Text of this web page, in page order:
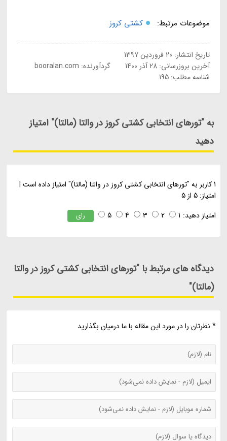
موضوعات مرتبط: کشتی کروز
تاریخ انتشار: 20 فروردین 1397
آخرین بروزرسانی:28 آذر 1400 گردآورنده: booralan.com
شناسه مطلب: 195
به "تورهای انتخابی کشتی کروز در والتا (مالتا)" امتیاز
دهید
1کاربر به "تورهای انتخابی کشتی کروز در والتا (مالتا)" امتیاز داده است|
امتیاز: 5از 5
امتیاز دهید: 1
2
3
4
5 رای
دیدگاه های مرتبط با "تورهای انتخابی کشتی کروز در والتا
(مالتا)"
* نظرتان را در مورد این مقاله با ما درمیان بگذارید